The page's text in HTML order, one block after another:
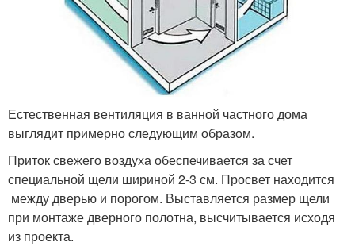
Естественная вентиляция в ванной частного дома
выглядит примерно следующим образом.
Приток свежего воздуха обеспечивается за счет
специальной щели шириной 2-3 см. Просвет находится
между дверью и порогом. Выставляется размер щели
при монтаже дверного полотна, высчитывается исходя
из проекта.